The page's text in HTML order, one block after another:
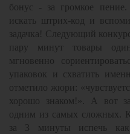
бонус - за громкое пение.
искать штрих-код и
задачка! Следующий
пару минут товары
мгновенно
упаковок и схватить
отметило жюри:
хорошо знаком!». А вот
одним из самых сложных.
за 3 минуты испечь